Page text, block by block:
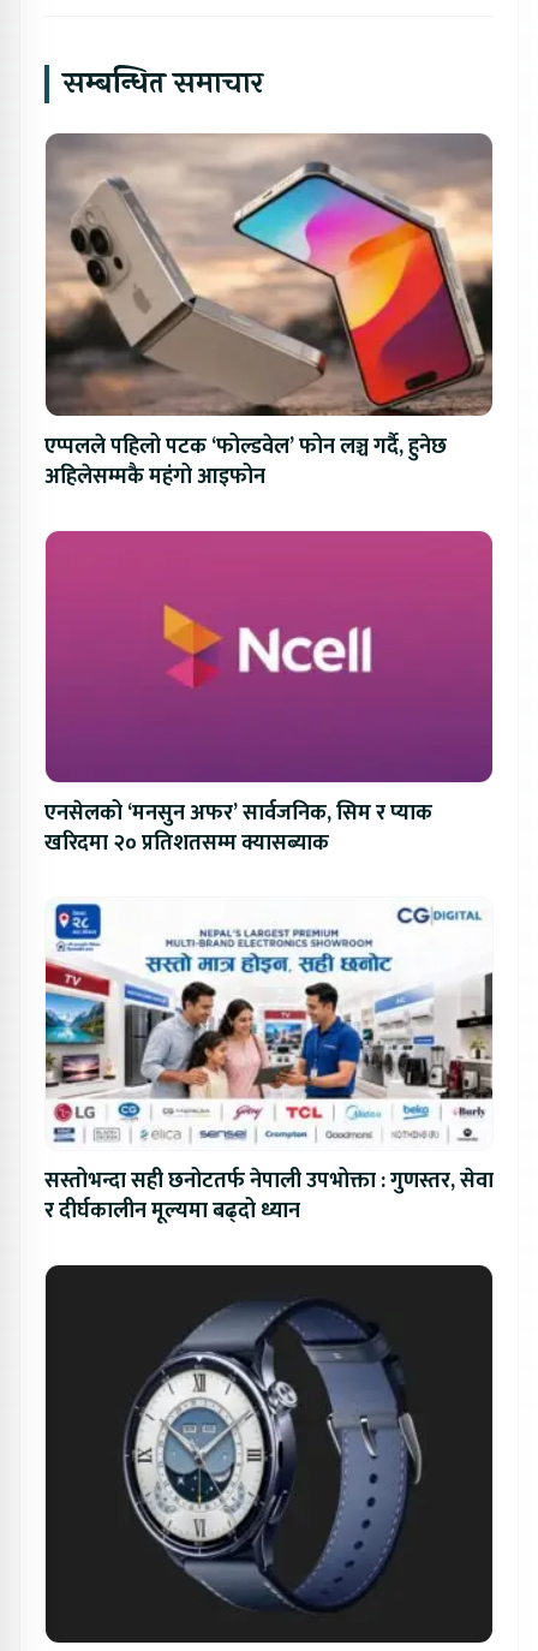
सम्बन्धित समाचार
एप्पलले पहिलो पटक ‘फोल्डवेल’ फोन लञ्च गर्दै, हुनेछ
अहिलेसम्मकै महंगो आइफोन
एनसेलको ‘मनसुन अफर’ सार्वजनिक, सिम र प्याक
खरिदमा २० प्रतिशतसम्म क्यासब्याक
सस्तोभन्दा सही छनोटतर्फ नेपाली उपभोक्ता : गुणस्तर, सेवा
र दीर्घकालीन मूल्यमा बढ्दो ध्यान